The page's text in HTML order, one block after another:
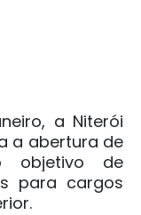
a Niterói
a abertura de
objetivo de
para cargos